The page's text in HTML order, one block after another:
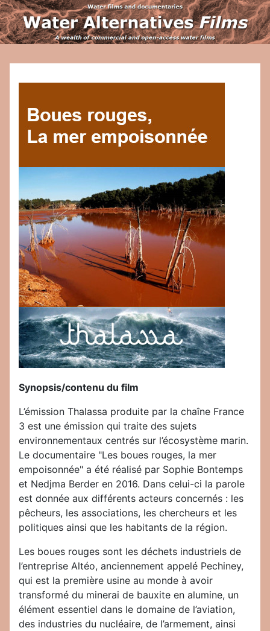
Synopsis/contenu du film
L’émission Thalassa produite par la chaîne France
3 est une émission qui traite des sujets
environnementaux centrés sur l’écosystème marin.
Le documentaire "Les boues rouges, la mer
empoisonnée" a été réalisé par Sophie Bontemps
et Nedjma Berder en 2016. Dans celui-ci la parole
est donnée aux différents acteurs concernés : les
pêcheurs, les associations, les chercheurs et les
politiques ainsi que les habitants de la région.
Les boues rouges sont les déchets industriels de
l’entreprise Altéo, anciennement appelé Pechiney,
qui est la première usine au monde à avoir
transformé du minerai de bauxite en alumine, un
élément essentiel dans le domaine de l’aviation,
des industries du nucléaire, de l’armement, ainsi